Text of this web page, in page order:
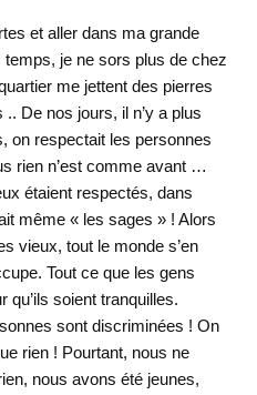
et aller dans ma grande
temps, je ne sors plus de chez
me jettent des pierres
De nos jours, il n’y a plus
on respectait les personnes
rien n’est comme avant …
étaient respectés, dans
même « les sages » ! Alors
vieux, tout le monde s’en
Tout ce que les gens
qu’ils soient tranquilles.
sont discriminées ! On
rien ! Pourtant, nous ne
nous avons été jeunes,